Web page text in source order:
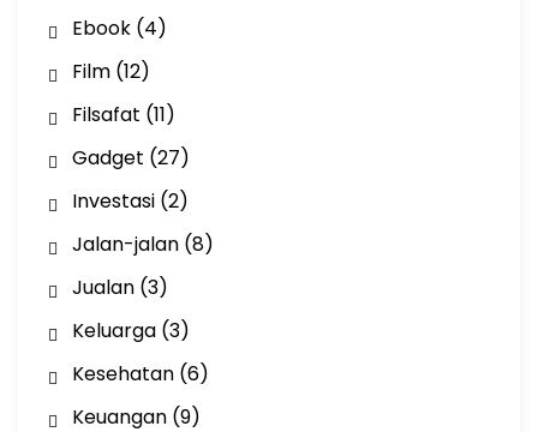
Ebook(4)
Film(12)
Filsafat (11)
Gadget (27)
Investasi(2)
Jalan-jalan(8)
Jualan(3)
Keluarga(3)
Kesehatan(6)
Keuangan(9)